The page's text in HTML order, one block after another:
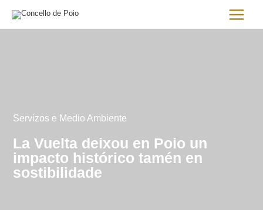
contenido
Main
Menu
Servizos e Medio Ambiente
La Vuelta deixou en Poio un
impacto histórico tamén en
sostibilidade